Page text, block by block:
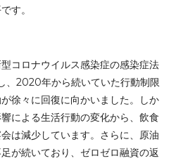
す。
コロナウイルス感染症の感染症法
、2020年から続いていた行動制限
徐々に回復に向かいました。しか
による生活行動の変化から、飲食
は減少しています。さらに、原油
が続いており、ゼロゼロ融資の返